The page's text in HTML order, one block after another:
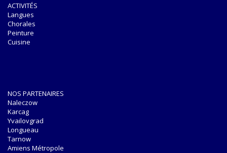
ACTIVITÉS
Langues
Chorales
Peinture
Cuisine
NOS PARTENAIRES
Naleczow
Karcag
Yvailovgrad
Longueau
Tarnow
Amiens Métropole